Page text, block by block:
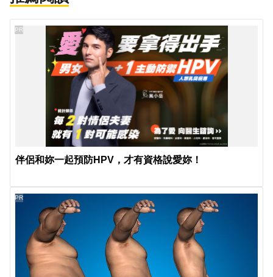
伴侶和妳一起預防HPV，才有資格說愛妳！
PR
PR